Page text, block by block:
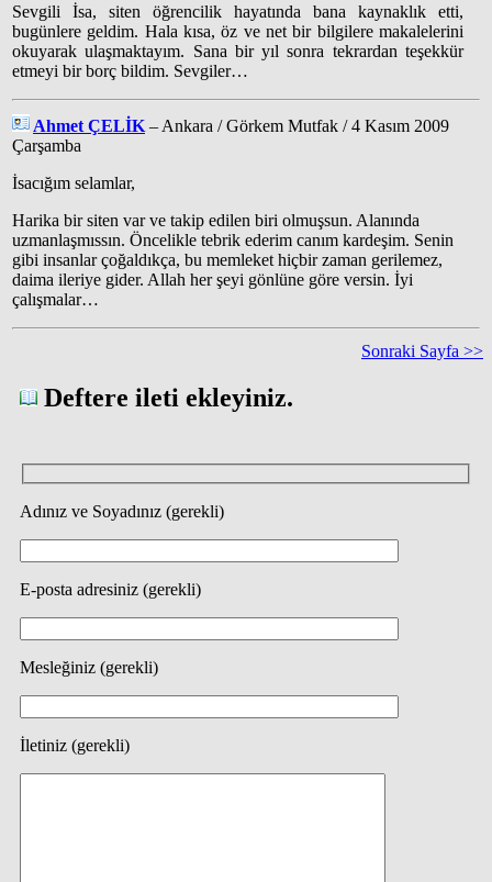
Sevgili İsa, siten öğrencilik hayatında bana kaynaklık etti,
bugünlere geldim. Hala kısa, öz ve net bir bilgilere makalelerini
okuyarak ulaşmaktayım. Sana bir yıl sonra tekrardan teşekkür
etmeyi bir borç bildim. Sevgiler…
Ahmet ÇELİK – Ankara / Görkem Mutfak / 4 Kasım 2009
Çarşamba
İsacığım selamlar,
Harika bir siten var ve takip edilen biri olmuşsun. Alanında
uzmanlaşmıssın. Öncelikle tebrik ederim canım kardeşim. Senin
gibi insanlar çoğaldıkça, bu memleket hiçbir zaman gerilemez,
daima ileriye gider. Allah her şeyi gönlüne göre versin. İyi
çalışmalar…
Sonraki Sayfa >>
Deftere ileti ekleyiniz.
Adınız ve Soyadınız (gerekli)
E-posta adresiniz (gerekli)
Mesleğiniz (gerekli)
İletiniz (gerekli)